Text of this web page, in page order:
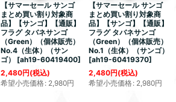
【サマーセール サンゴ
まとめ買い割り対象商
品】【サンゴ】【通販】
フラグ タバネサンゴ
（Green）（個体販売）
No.4（生体）（サン
ゴ）
[ah19-60419400]
2,480円(税込)
希望小売価格: 2,980円
【サマーセール サンゴ
まとめ買い割り対象商
品】【サンゴ】【通販】
フラグ タバネサンゴ
（Green）（個体販売）
No.1（生体）（サンゴ）
[ah19-60419370]
2,480円(税込)
希望小売価格: 2,980円